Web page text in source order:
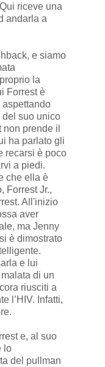
riceve una
andarla a
e siamo
la
Forrest è
del suo unico
prende il
ha parlato gli
recarsi è poco
a piedi.
che ella è
Forrest Jr.,
All'inizio
aver
ma Jenny
è dimostrato
e lui
di un
riusciti a
l’HIV. Infatti,
e, al suo
lo
del pullman